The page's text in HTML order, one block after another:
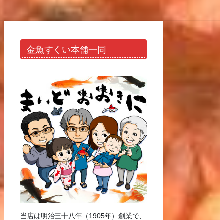
金魚すくい本舗一同
当店は明治三十八年（1905年）創業で、